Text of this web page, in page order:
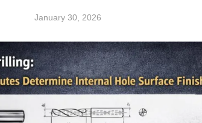
January 30, 2026